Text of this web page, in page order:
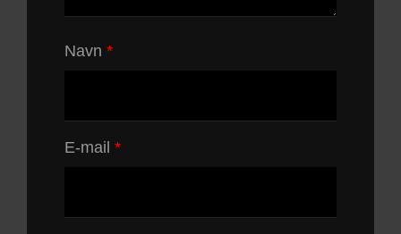
Navn *
E-mail *